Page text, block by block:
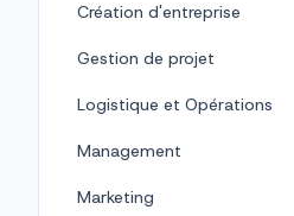
Création d'entreprise
Gestion de projet
Logistique et Opérations
Management
Marketing